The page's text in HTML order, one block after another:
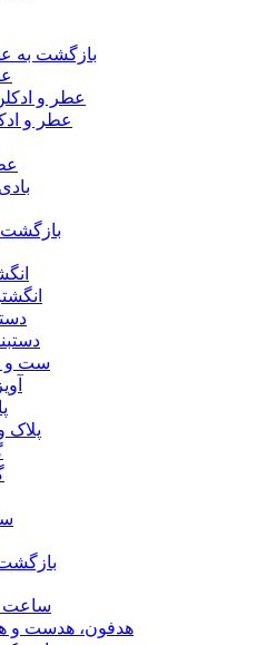
بازگشت به
عطر و
عطر و
بازگشت
ست و
پلاک
بازگشت
ساعت
هدفون، هدست و